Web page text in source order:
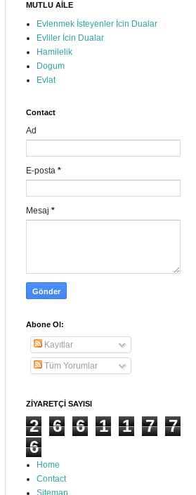
MUTLU AİLE
Evlenmek İsteyenler İcin Dualar
Evliler İcin Dualar
Hamilelik
Dogum
Evlat
Contact
Ad
E-posta *
Mesaj *
Abone Ol:
Kayıtlar
Tüm Yorumlar
ZİYARETÇİ SAYISI
2 6 6 1 1 7
7
6
Home
Contact
Sitemap